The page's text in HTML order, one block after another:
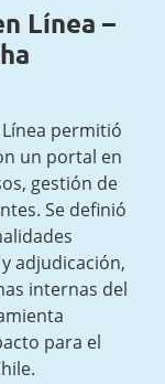
Línea –
permitió
un portal en
gestión de
Se definió
adjudicación,
internas del
para el